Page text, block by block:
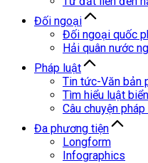
Đối ngoại
Đối ngoại quốc
Hải quân nước
Pháp luật
Tin tức-Văn bản
Tìm hiểu luật biển
Câu chuyện
Đa phương tiện
Longform
Infographics